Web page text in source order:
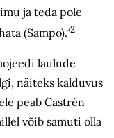
ja teda pole
(Sampo).“2
laulude
näiteks kalduvus
peab Castrén
võib samuti olla